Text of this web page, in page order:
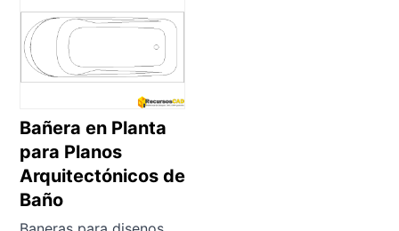
Bañera en Planta
para Planos
Arquitectónicos de
Baño